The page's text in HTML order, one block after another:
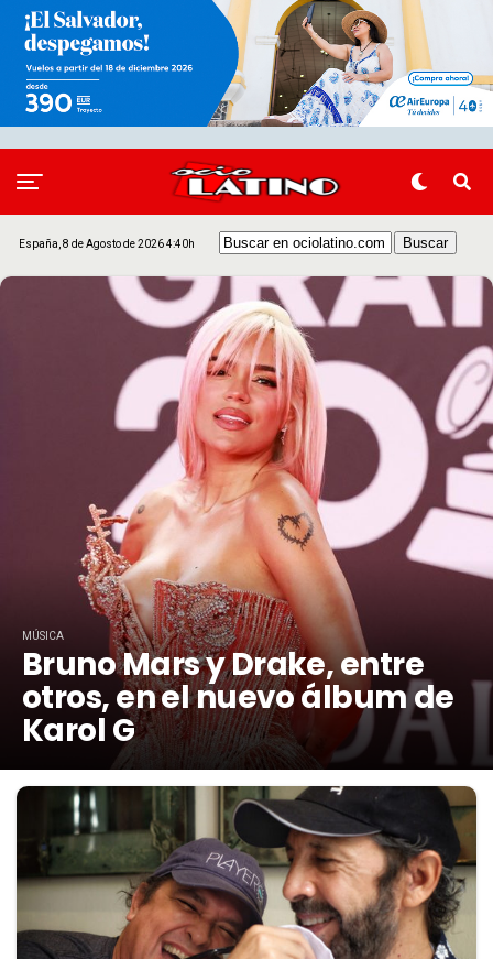
España, 8 de Agosto de 2026 4:40h
MÚSICA
Bruno Mars y Drake, entre
otros, en el nuevo álbum de
Karol G